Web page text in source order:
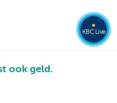
ook geld.
KBC Live